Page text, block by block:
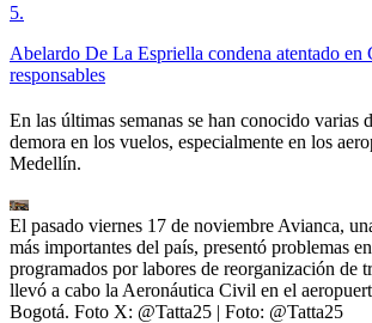
5.
Abelardo De La Espriella condena atentado en
responsables
En las últimas semanas se han conocido varias
demora en los vuelos, especialmente en los
Medellín.
El pasado viernes 17 de noviembre Avianca,
más importantes del país, presentó problemas
programados por labores de reorganización de
llevó a cabo la Aeronáutica Civil en el
Bogotá. Foto X: @Tatta25 | Foto: @Tatta25